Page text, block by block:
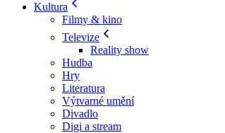
Kultura
Filmy & kino
Televize
Reality show
Hudba
Hry
Literatura
Výtvarné umění
Divadlo
Digi a stream